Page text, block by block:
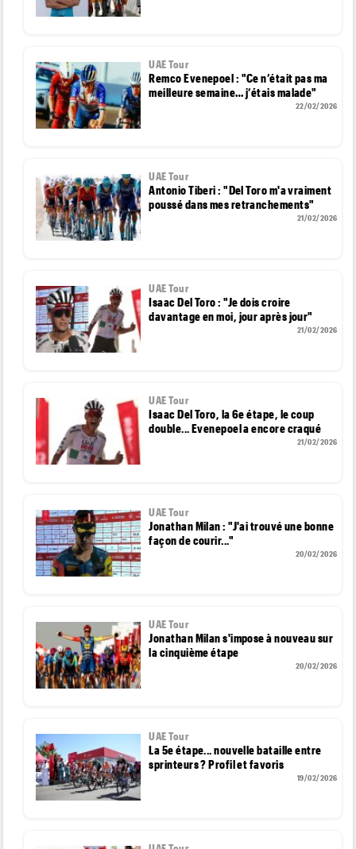
UAE Tour
Remco Evenepoel : "Ce n’était pas ma
meilleure semaine… j’étais malade"
22/02/2026
UAE Tour
Antonio Tiberi : "Del Toro m'a vraiment
poussé dans mes retranchements"
21/02/2026
UAE Tour
Isaac Del Toro : "Je dois croire
davantage en moi, jour après jour"
21/02/2026
UAE Tour
Isaac Del Toro, la 6e étape, le coup
double... Evenepoel a encore craqué
21/02/2026
UAE Tour
Jonathan Milan : "J'ai trouvé une bonne
façon de courir..."
20/02/2026
UAE Tour
Jonathan Milan s'impose à nouveau sur
la cinquième étape
20/02/2026
UAE Tour
La 5e étape... nouvelle bataille entre
sprinteurs ? Profil et favoris
19/02/2026